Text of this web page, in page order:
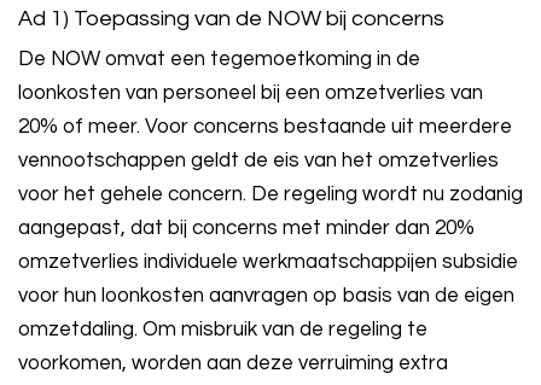
Ad 1) Toepassing van de NOW bij concerns
De NOW omvat een tegemoetkoming in de
loonkosten van personeel bij een omzetverlies van
20% of meer. Voor concerns bestaande uit meerdere
vennootschappen geldt de eis van het omzetverlies
voor het gehele concern. De regeling wordt nu zodanig
aangepast, dat bij concerns met minder dan 20%
omzetverlies individuele werkmaatschappijen subsidie
voor hun loonkosten aanvragen op basis van de eigen
omzetdaling. Om misbruik van de regeling te
voorkomen, worden aan deze verruiming extra